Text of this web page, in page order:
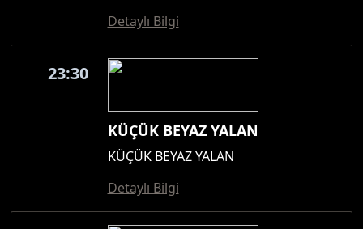
Detaylı Bilgi
23:30
KÜÇÜK BEYAZ YALAN
KÜÇÜK BEYAZ YALAN
Detaylı Bilgi